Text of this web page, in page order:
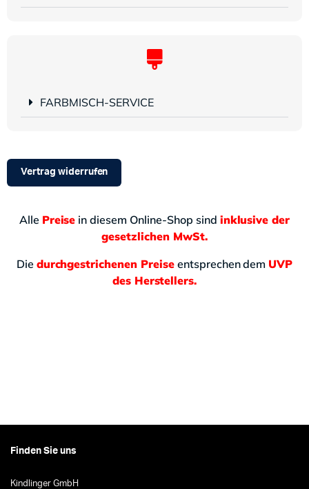
FARBMISCH-SERVICE
Vertrag widerrufen
Alle Preise in diesem Online-Shop sind inklusive der
gesetzlichen MwSt.
Die durchgestrichenen Preiseentsprechen dem UVP
des Herstellers.
Finden Sie uns
Kindlinger GmbH